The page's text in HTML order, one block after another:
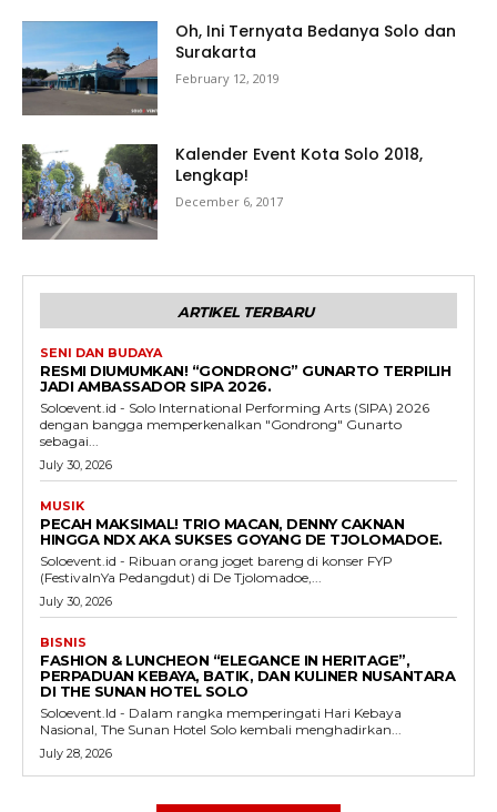
Oh, Ini Ternyata Bedanya Solo dan
Surakarta
February 12, 2019
Kalender Event Kota Solo 2018,
Lengkap!
December 6, 2017
ARTIKEL TERBARU
SENI DAN BUDAYA
RESMI DIUMUMKAN! “GONDRONG” GUNARTO TERPILIH
JADI AMBASSADOR SIPA 2026.
Soloevent.id - Solo International Performing Arts (SIPA) 2026
dengan bangga memperkenalkan "Gondrong" Gunarto
sebagai...
July 30, 2026
MUSIK
PECAH MAKSIMAL! TRIO MACAN, DENNY CAKNAN
HINGGA NDX AKA SUKSES GOYANG DE TJOLOMADOE.
Soloevent.id - Ribuan orang joget bareng di konser FYP
(FestivalnYa Pedangdut) di De Tjolomadoe,...
July 30, 2026
BISNIS
FASHION & LUNCHEON “ELEGANCE IN HERITAGE”,
PERPADUAN KEBAYA, BATIK, DAN KULINER NUSANTARA
DI THE SUNAN HOTEL SOLO
Soloevent.Id - Dalam rangka memperingati Hari Kebaya
Nasional, The Sunan Hotel Solo kembali menghadirkan...
July 28, 2026